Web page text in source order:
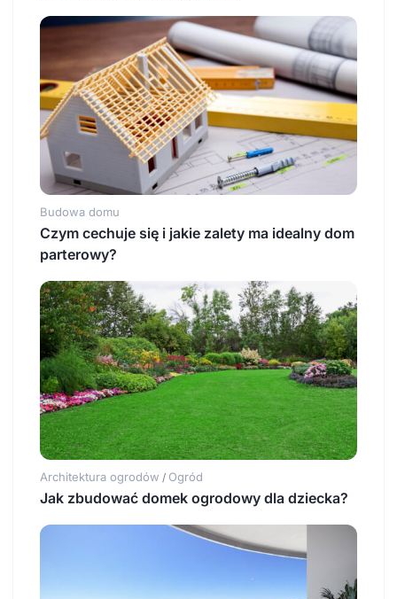
Budowa domu
Czym cechuje się i jakie zalety ma idealny dom
parterowy?
Architektura ogrodów / Ogród
Jak zbudować domek ogrodowy dla dziecka?